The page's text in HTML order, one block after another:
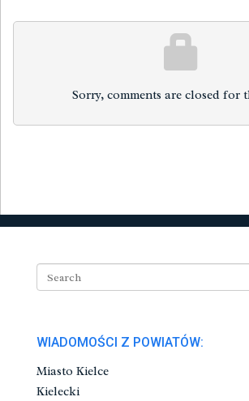
Sorry, comments are closed for
WIADOMOŚCI Z POWIATÓW:
Miasto Kielce
Kielecki